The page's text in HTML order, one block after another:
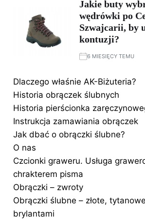
Jakie buty
wędrówki po
Szwajcarii, by
kontuzji?
6 MIESIĘCY TEMU
Dlaczego właśnie AK-Biżuteria?
Historia obrączek ślubnych
Historia pierścionka
Instrukcja zamawiania obrączek
Jak dbać o obrączki ślubne?
O nas
Czcionki graweru. Usługa
chrakterem pisma
Obrączki – zwroty
Obrączki ślubne – złote,
brylantami